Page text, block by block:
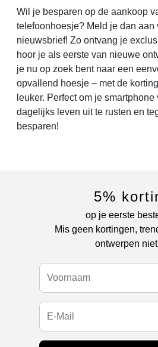
Wil je besparen op de aankoop
telefoonhoesje? Meld je dan aan
nieuwsbrief! Zo ontvang je
hoor je als eerste van nieuwe
je nu op zoek bent naar een
opvallend hoesje – met de
leuker. Perfect om je
dagelijks leven uit te rusten en
besparen!
5%
op je eerste
Mis geen kortingen,
ontwerpen